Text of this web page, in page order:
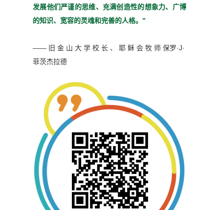
发展他们严谨的思维、充满创造性的想象力、广博
的知识、宽容的灵魂和完善的人格。”
—— 旧 金 山 大 学 校 长 、 耶 稣 会 牧 师 保罗·J·
菲茨杰拉德